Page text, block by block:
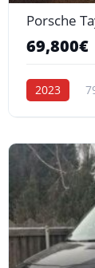
Porsche
69,800€
2023